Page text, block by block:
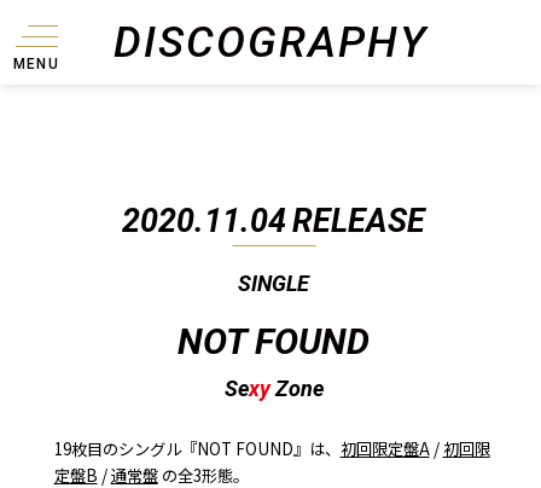
DISCOGRAPHY
MENU
2020.11.04RELEASE
SINGLE
NOT FOUND
SexyZone
19枚目のシングル『NOT FOUND』は、 初回限定盤A/ 初回限
定盤B /通常盤の全3形態。